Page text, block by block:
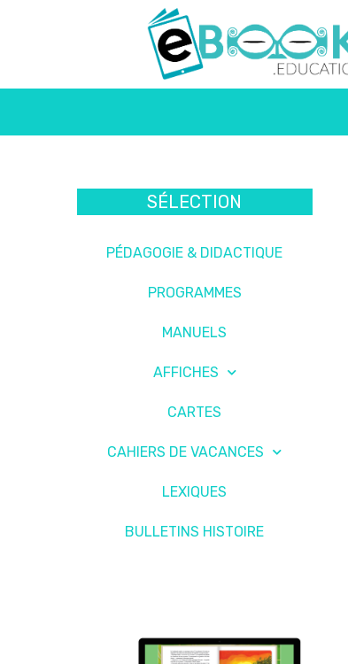
SÉLECTION
PÉDAGOGIE & DIDACTIQUE
PROGRAMMES
MANUELS
AFFICHES
CARTES
CAHIERS DE VACANCES
LEXIQUES
BULLETINS HISTOIRE